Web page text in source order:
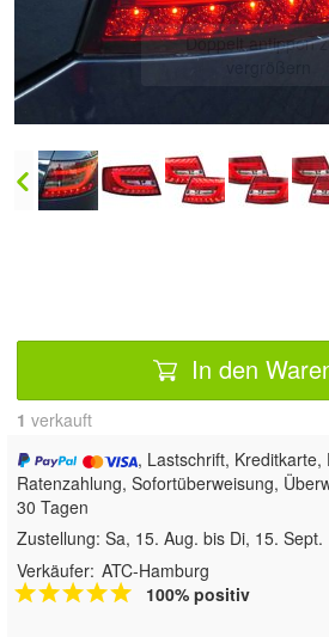
Doppelt antippen
In den
1 verkauft
, Lastschrift, Kreditkarte,
Ratenzahlung, Sofortüberweisung,
30 Tagen
Zustellung: Sa, 15. Aug. bis Di, 15. Sept.
Verkäufer: ATC-Hamburg
100% positiv